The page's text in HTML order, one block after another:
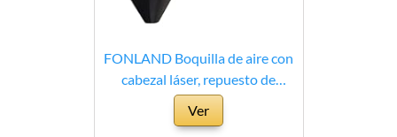
FONLAND Boquilla de aire con
cabezal láser, repuesto de
boquilla de aire con cabezal láser
de rosca M22, piezas de
Ver